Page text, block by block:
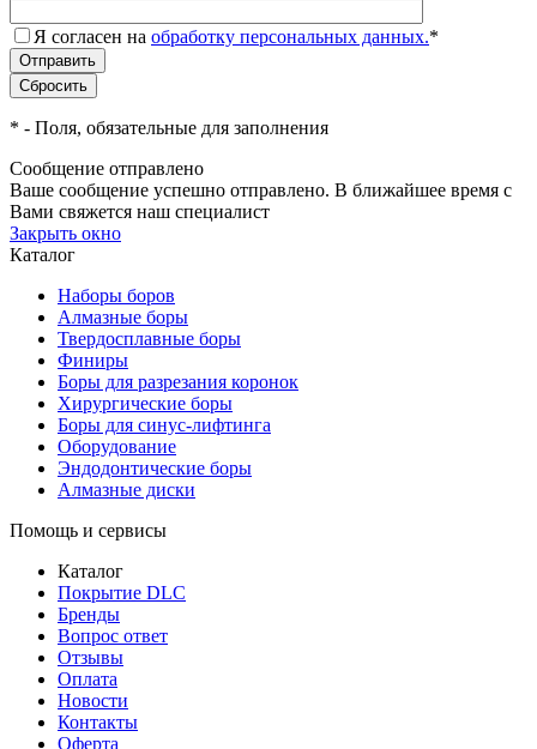
Я согласен на обработку персональных данных.*
* - Поля, обязательные для заполнения
Сообщение отправлено
Ваше сообщение успешно отправлено. В ближайшее время с
Вами свяжется наш специалист
Закрыть окно
Каталог
Наборы боров
Алмазные боры
Твердосплавные боры
Финиры
Боры для разрезания коронок
Хирургические боры
Боры для синус-лифтинга
Оборудование
Эндодонтические боры
Алмазные диски
Помощь и сервисы
Каталог
Покрытие DLC
Бренды
Вопрос ответ
Отзывы
Оплата
Новости
Контакты
Оферта